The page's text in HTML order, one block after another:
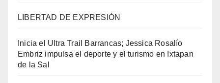
LIBERTAD DE EXPRESIÓN
Inicia el Ultra Trail Barrancas; Jessica Rosalío
Embriz impulsa el deporte y el turismo en Ixtapan
de la Sal